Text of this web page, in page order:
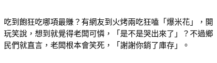
吃到飽狂吃哪項最賺？有網友到火烤兩吃狂嗑「爆米花」，開
玩笑說，想到就覺得老闆可憐，「是不是哭出來了」？不過鄉